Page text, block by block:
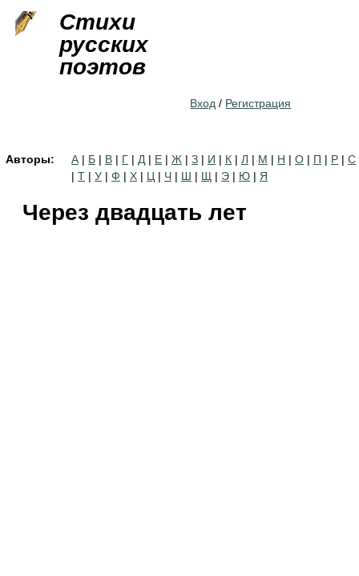
Стихи
русских
поэтов
Вход / Регистрация
Авторы: А | Б | В | Г | Д | Е | Ж | З | И | К | Л | М | Н | О | П | Р | С
| Т | У | Ф | Х | Ц | Ч | Ш | Щ | Э | Ю | Я
Через двадцать лет